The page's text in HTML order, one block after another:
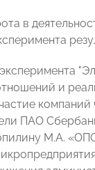
в
и
компаний
ПАО
М.А.